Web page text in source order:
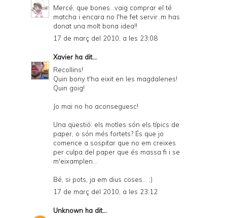
Mercé, que bones...vaig comprar el té
matcha i encara no l'he fet servir..m has
donat una molt bona idea!!
17 de març del 2010, a les 23:08
Xavier ha dit...
Recollins!
Quin bony t'ha eixit en les magdalenes!
Quin goig!
Jo mai no ho aconseguesc!
Una qüestió: els motles són els típics de
paper, o són més fortets? És que jo
comence a sospitar que no em creixes
per culpa del paper que és massa fi i se
m'eixamplen...
Bé, si pots, ja em dius coses... ;)
17 de març del 2010, a les 23:12
Unknown ha dit...